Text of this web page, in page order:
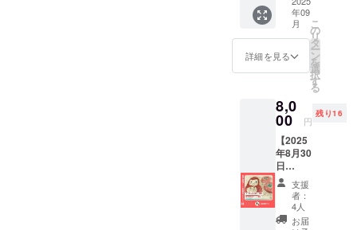
作りイ
ベント
ご招
待】 人
形の久
月浅草
店にて
世界に
一つだ
けの琉
球漆喰
アート
作りに
ご招待
しま
す。 ・
年09
月
詳細を見る
こ
の
リ
タ
ー
ン
を
選
択
す
る
8,0
00 円
残り16
【2025
年8月30
日
（土）
10時~開
催 独自
新開
支援
者：
4人
お届